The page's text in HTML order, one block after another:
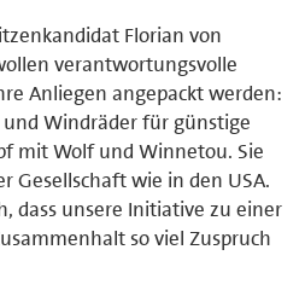
Florian von
verantwortungsvolle
Anliegen angepackt werden:
Windräder für günstige
mit Wolf und Winnetou. Sie
Gesellschaft wie in den USA.
dass unsere Initiative zu einer
so viel Zuspruch